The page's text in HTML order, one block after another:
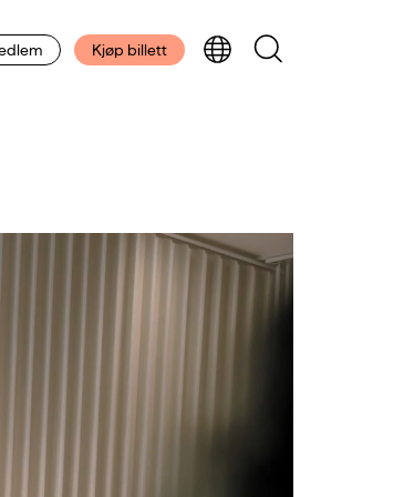
Kjøp billett